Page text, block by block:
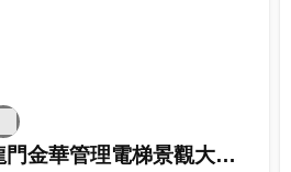
龍門金華管理電梯景觀大三房